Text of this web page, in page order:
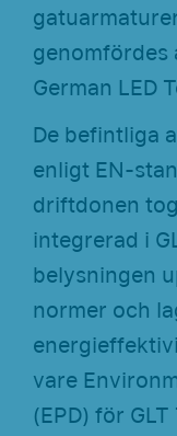
genomfördes
German LED
De befintliga
enligt EN-
driftdonen
integrerad i
belysningen
normer och
vare
(EPD) för